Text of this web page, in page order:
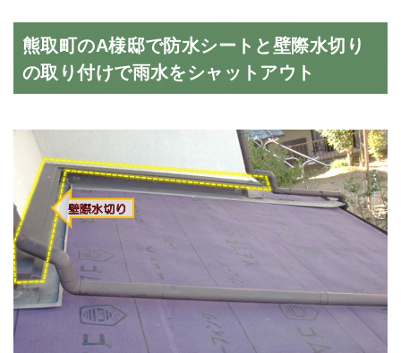
熊取町のA様邸で防水シートと壁際水切り
の取り付けで雨水をシャットアウト